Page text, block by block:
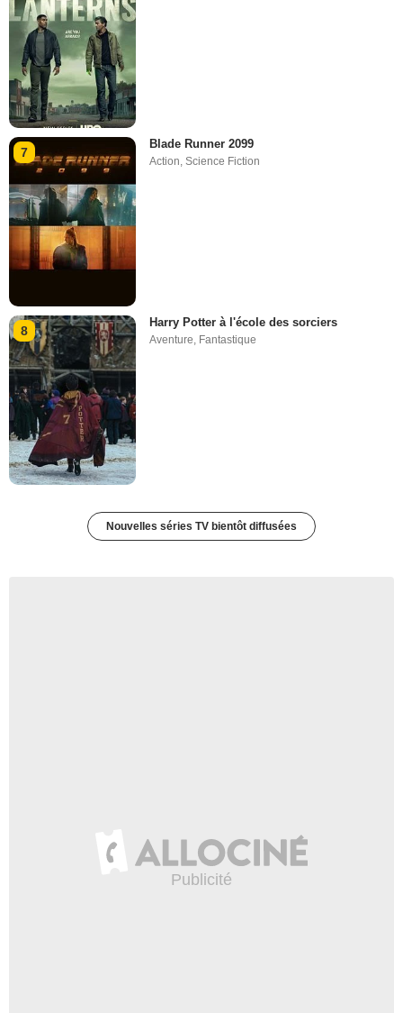
7
Blade Runner 2099
Action ,Science Fiction
8
Harry Potter à l'école des sorciers
Aventure, Fantastique
Nouvelles séries TV bientôt diffusées